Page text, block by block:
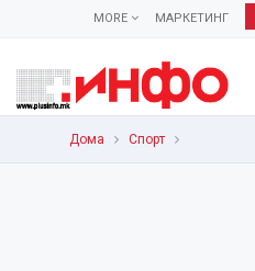
МАРКЕТИНГ
MORE
Дома Спорт